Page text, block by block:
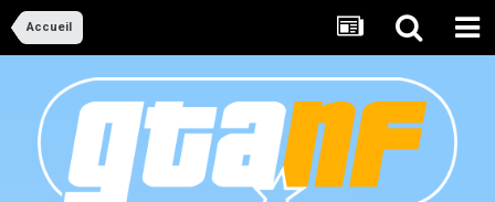
Accueil